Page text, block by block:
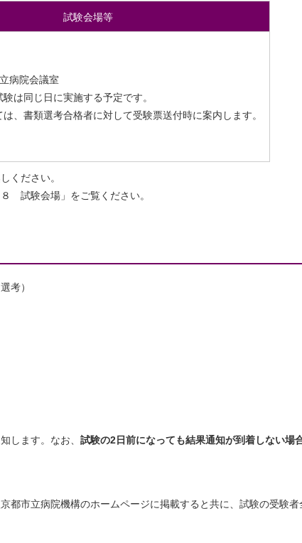
試験会場等
病院会議室
は同じ日に実施する予定です。
、書類選考合格者に対して受験票送付時に案内します。
ください。
試験会場」をご覧ください。
考）
します。なお、 試験の2日前になっても結果通知が到着しない場
市立病院機構のホームページに掲載すると共に、試験の受験者